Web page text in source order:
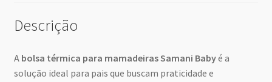
Descrição
A bolsa térmica para mamadeiras Samani Babyé a
solução ideal para pais que buscam praticidade e